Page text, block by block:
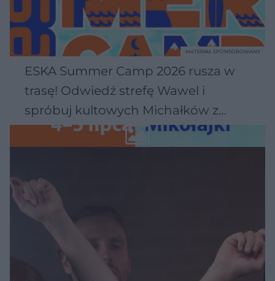
ESKA Summer Camp 2026 rusza w
trasę! Odwiedź strefę Wawel i
spróbuj kultowych Michałków z
Wawelu
MATERIAŁ SPONSOROWANY